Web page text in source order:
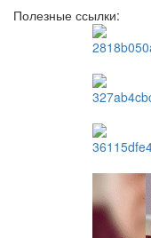
Полезные ссылки: